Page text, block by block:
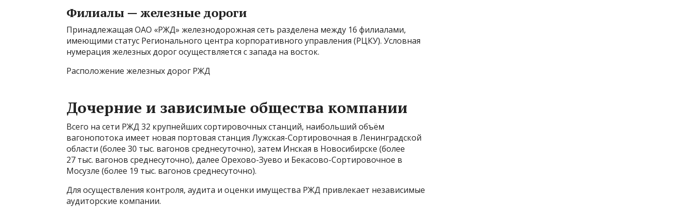
Филиалы — железные дороги
Принадлежащая ОАО «РЖД» железнодорожная сеть разделена между 16 филиалами,
имеющими статус Регионального центра корпоративного управления (РЦКУ). Условная
нумерация железных дорог осуществляется с запада на восток.
Расположение железных дорог РЖД
Дочерние и зависимые общества компании
Всего на сети РЖД 32 крупнейших сортировочных станций, наибольший объём
вагонопотока имеет новая портовая станция Лужская-Сортировочная в Ленинградской
области (более 30 тыс. вагонов среднесуточно), затем Инская в Новосибирске (более
27 тыс. вагонов среднесуточно), далее Орехово-Зуево и Бекасово-Сортировочное в
Мосузле (более 19 тыс. вагонов среднесуточно).
Для осуществления контроля, аудита и оценки имущества РЖД привлекает независимые
аудиторские компании.